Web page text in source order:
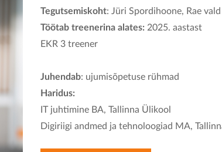
Tegutsemiskoht: Jüri Spordihoone, Rae vald
Töötab treenerina alates: 2025. aastast
EKR 3 treener
Juhendab: ujumisõpetuse rühmad
Haridus:
IT juhtimine BA, Tallinna Ülikool
Digiriigi andmed ja tehnoloogiad MA,